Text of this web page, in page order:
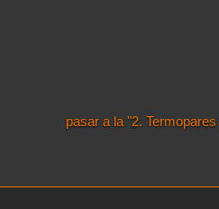
pasar a la "2.